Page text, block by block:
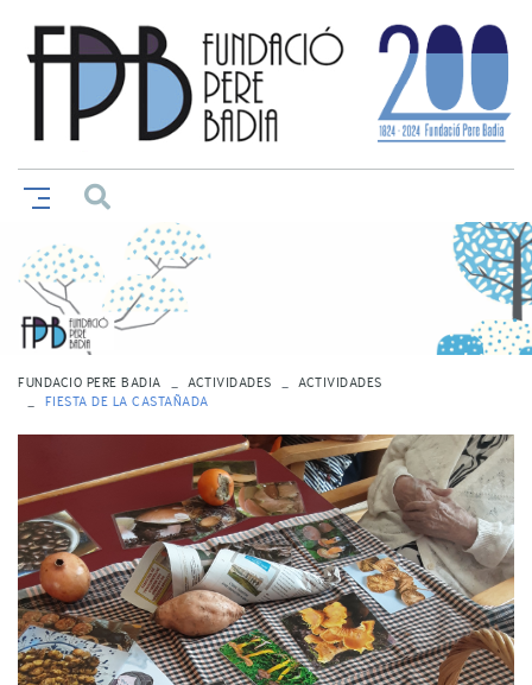
FUNDACIO PERE BADIA ACTIVIDADES
ACTIVIDADES
FIESTA DE LA CASTAÑADA